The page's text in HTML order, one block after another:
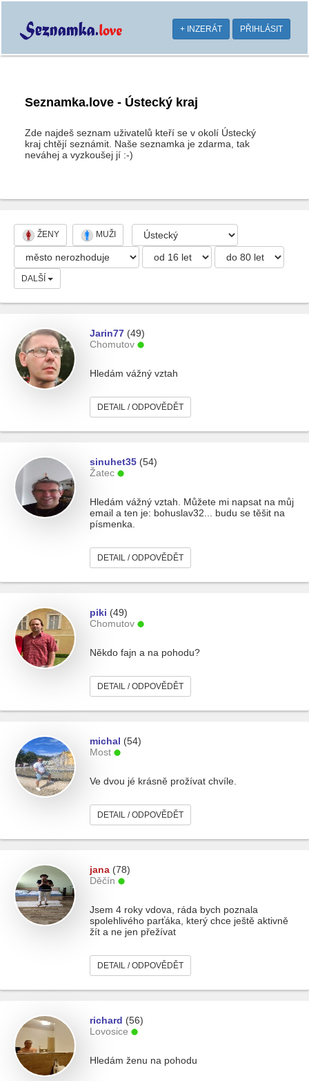
+ INZERÁT PŘIHLÁSIT
Seznamka.love - Ústecký kraj
Zde najdeš seznam uživatelů kteří se v okolí Ústecký
kraj chtějí seznámit. Naše seznamka je zdarma, tak
neváhej a vyzkoušej jí :-)
ŽENY MUŽI
DALŠÍ
Jarin77 (49)
Chomutov
Hledám vážný vztah
DETAIL / ODPOVĚDĚT
sinuhet35 (54)
Žatec
Hledám vážný vztah. Můžete mi napsat na můj
email a ten je: bohuslav32... budu se těšit na
písmenka.
DETAIL / ODPOVĚDĚT
piki (49)
Chomutov
Někdo fajn a na pohodu?
DETAIL / ODPOVĚDĚT
michal (54)
Most
Ve dvou jé krásně prožívat chvíle.
DETAIL / ODPOVĚDĚT
jana (78)
Děčín
Jsem 4 roky vdova, ráda bych poznala
spolehlivého parťáka, který chce ještě aktivně
žít a ne jen přežívat
DETAIL / ODPOVĚDĚT
richard (56)
Lovosice
Hledám ženu na pohodu